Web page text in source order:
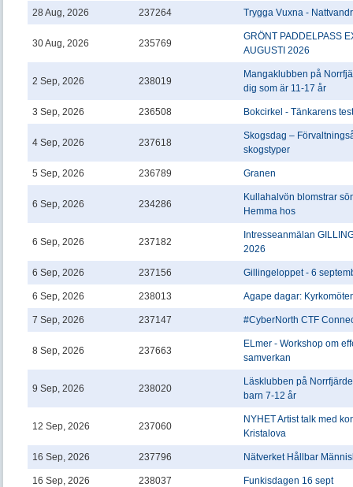
28 Aug, 2026 237264 Trygga Vuxna -
30 Aug, 2026 235769
GRÖNT PADDELPASS
AUGUSTI 2026
2 Sep, 2026 238019
Mangaklubben på
dig som är 11-17 år
3 Sep, 2026 236508 Bokcirkel - Tänkarens
4 Sep, 2026 237618
Skogsdag –
skogstyper
5 Sep, 2026 236789 Granen
6 Sep, 2026 234286
Kullahalvön blomstrar
Hemma hos
6 Sep, 2026 237182
Intresseanmälan
2026
6 Sep, 2026 237156 Gillingeloppet - 6
6 Sep, 2026 238013 Agape dagar:
7 Sep, 2026 237147 #CyberNorth CTF
8 Sep, 2026 237663
ELmer - Workshop om
samverkan
9 Sep, 2026 238020
Läsklubben på
barn 7-12 år
12 Sep, 2026 237060
NYHET Artist talk med
Kristalova
16 Sep, 2026 237796 Nätverket Hållbar
16 Sep, 2026 238037 Funkisdagen 16 sept